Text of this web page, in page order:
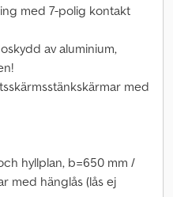
med 7-polig kontakt
av aluminium,
med
hyllplan, b=650 mm /
med hänglås (lås ej